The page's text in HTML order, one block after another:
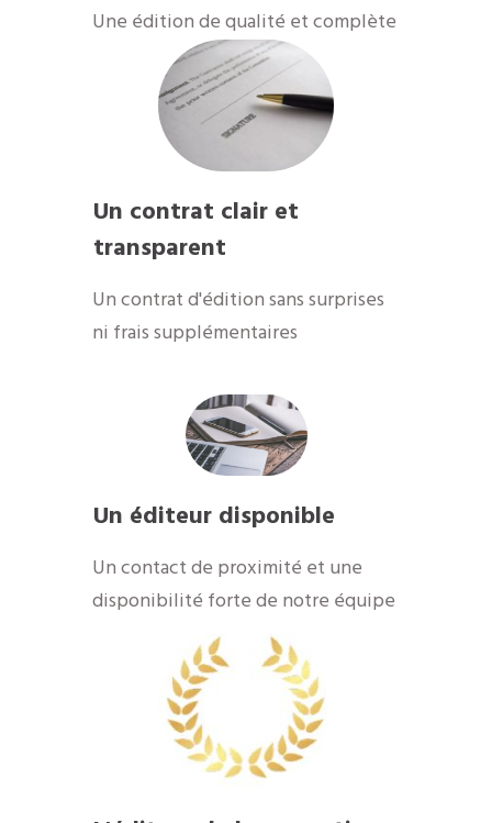
​Une édition de qualité et complète
Un contrat clair et
transparent
Un contrat d'édition sans surprises
ni frais supplémentaires
Un éditeur disponible
​Un contact de proximité et une
disponibilité forte de notre équipe